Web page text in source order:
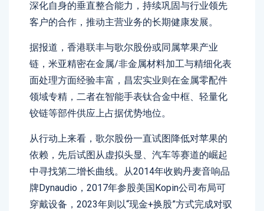
深化自身的垂直整合能力，持续巩固与行业领先
客户的合作，推动主营业务的长期健康发展。
据报道，香港联丰与歌尔股份或同属苹果产业
链，米亚精密在金属/非金属材料加工与精细化表
面处理方面经验丰富，昌宏实业则在金属零配件
领域专精，二者在智能手表钛合金中框、轻量化
铰链等部件供应上占据优势地位。
从行动上来看，歌尔股份一直试图降低对苹果的
依赖，先后试图从虚拟头显、汽车等赛道的崛起
中寻找第二增长曲线。从2014年收购丹麦音响品
牌Dynaudio，2017年参股美国Kopin公司布局可
穿戴设备，2023年则以“现金+换股”方式完成对驭